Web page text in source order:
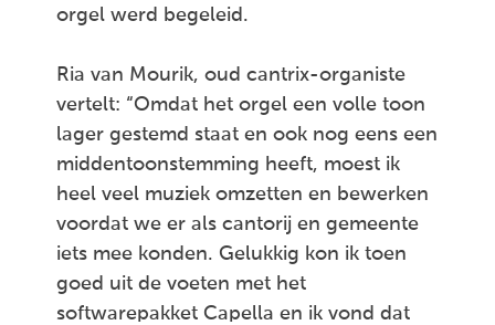
orgel werd begeleid.
Ria van Mourik, oud cantrix-organiste
vertelt: “Omdat het orgel een volle toon
lager gestemd staat en ook nog eens een
middentoonstemming heeft, moest ik
heel veel muziek omzetten en bewerken
voordat we er als cantorij en gemeente
iets mee konden. Gelukkig kon ik toen
goed uit de voeten met het
softwarepakket Capella en ik vond dat